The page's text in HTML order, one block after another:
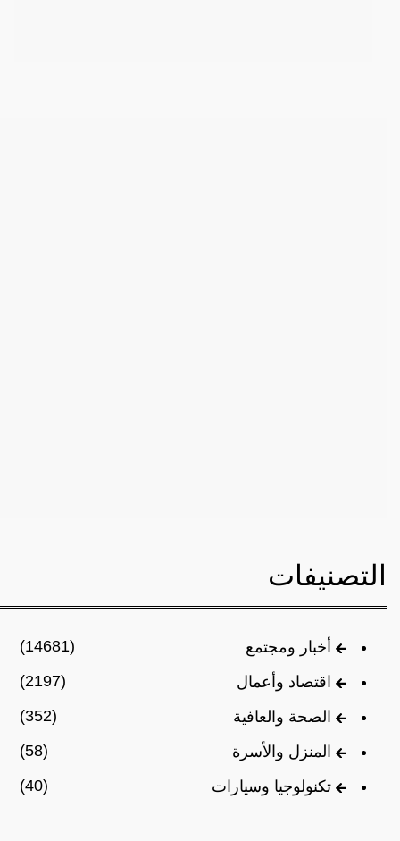
التصنيفات
أخبار ومجتمع
(14681)
اقتصاد وأعمال
(2197)
الصحة والعافية
(352)
المنزل والأسرة
(58)
تكنولوجيا وسيارات
(40)